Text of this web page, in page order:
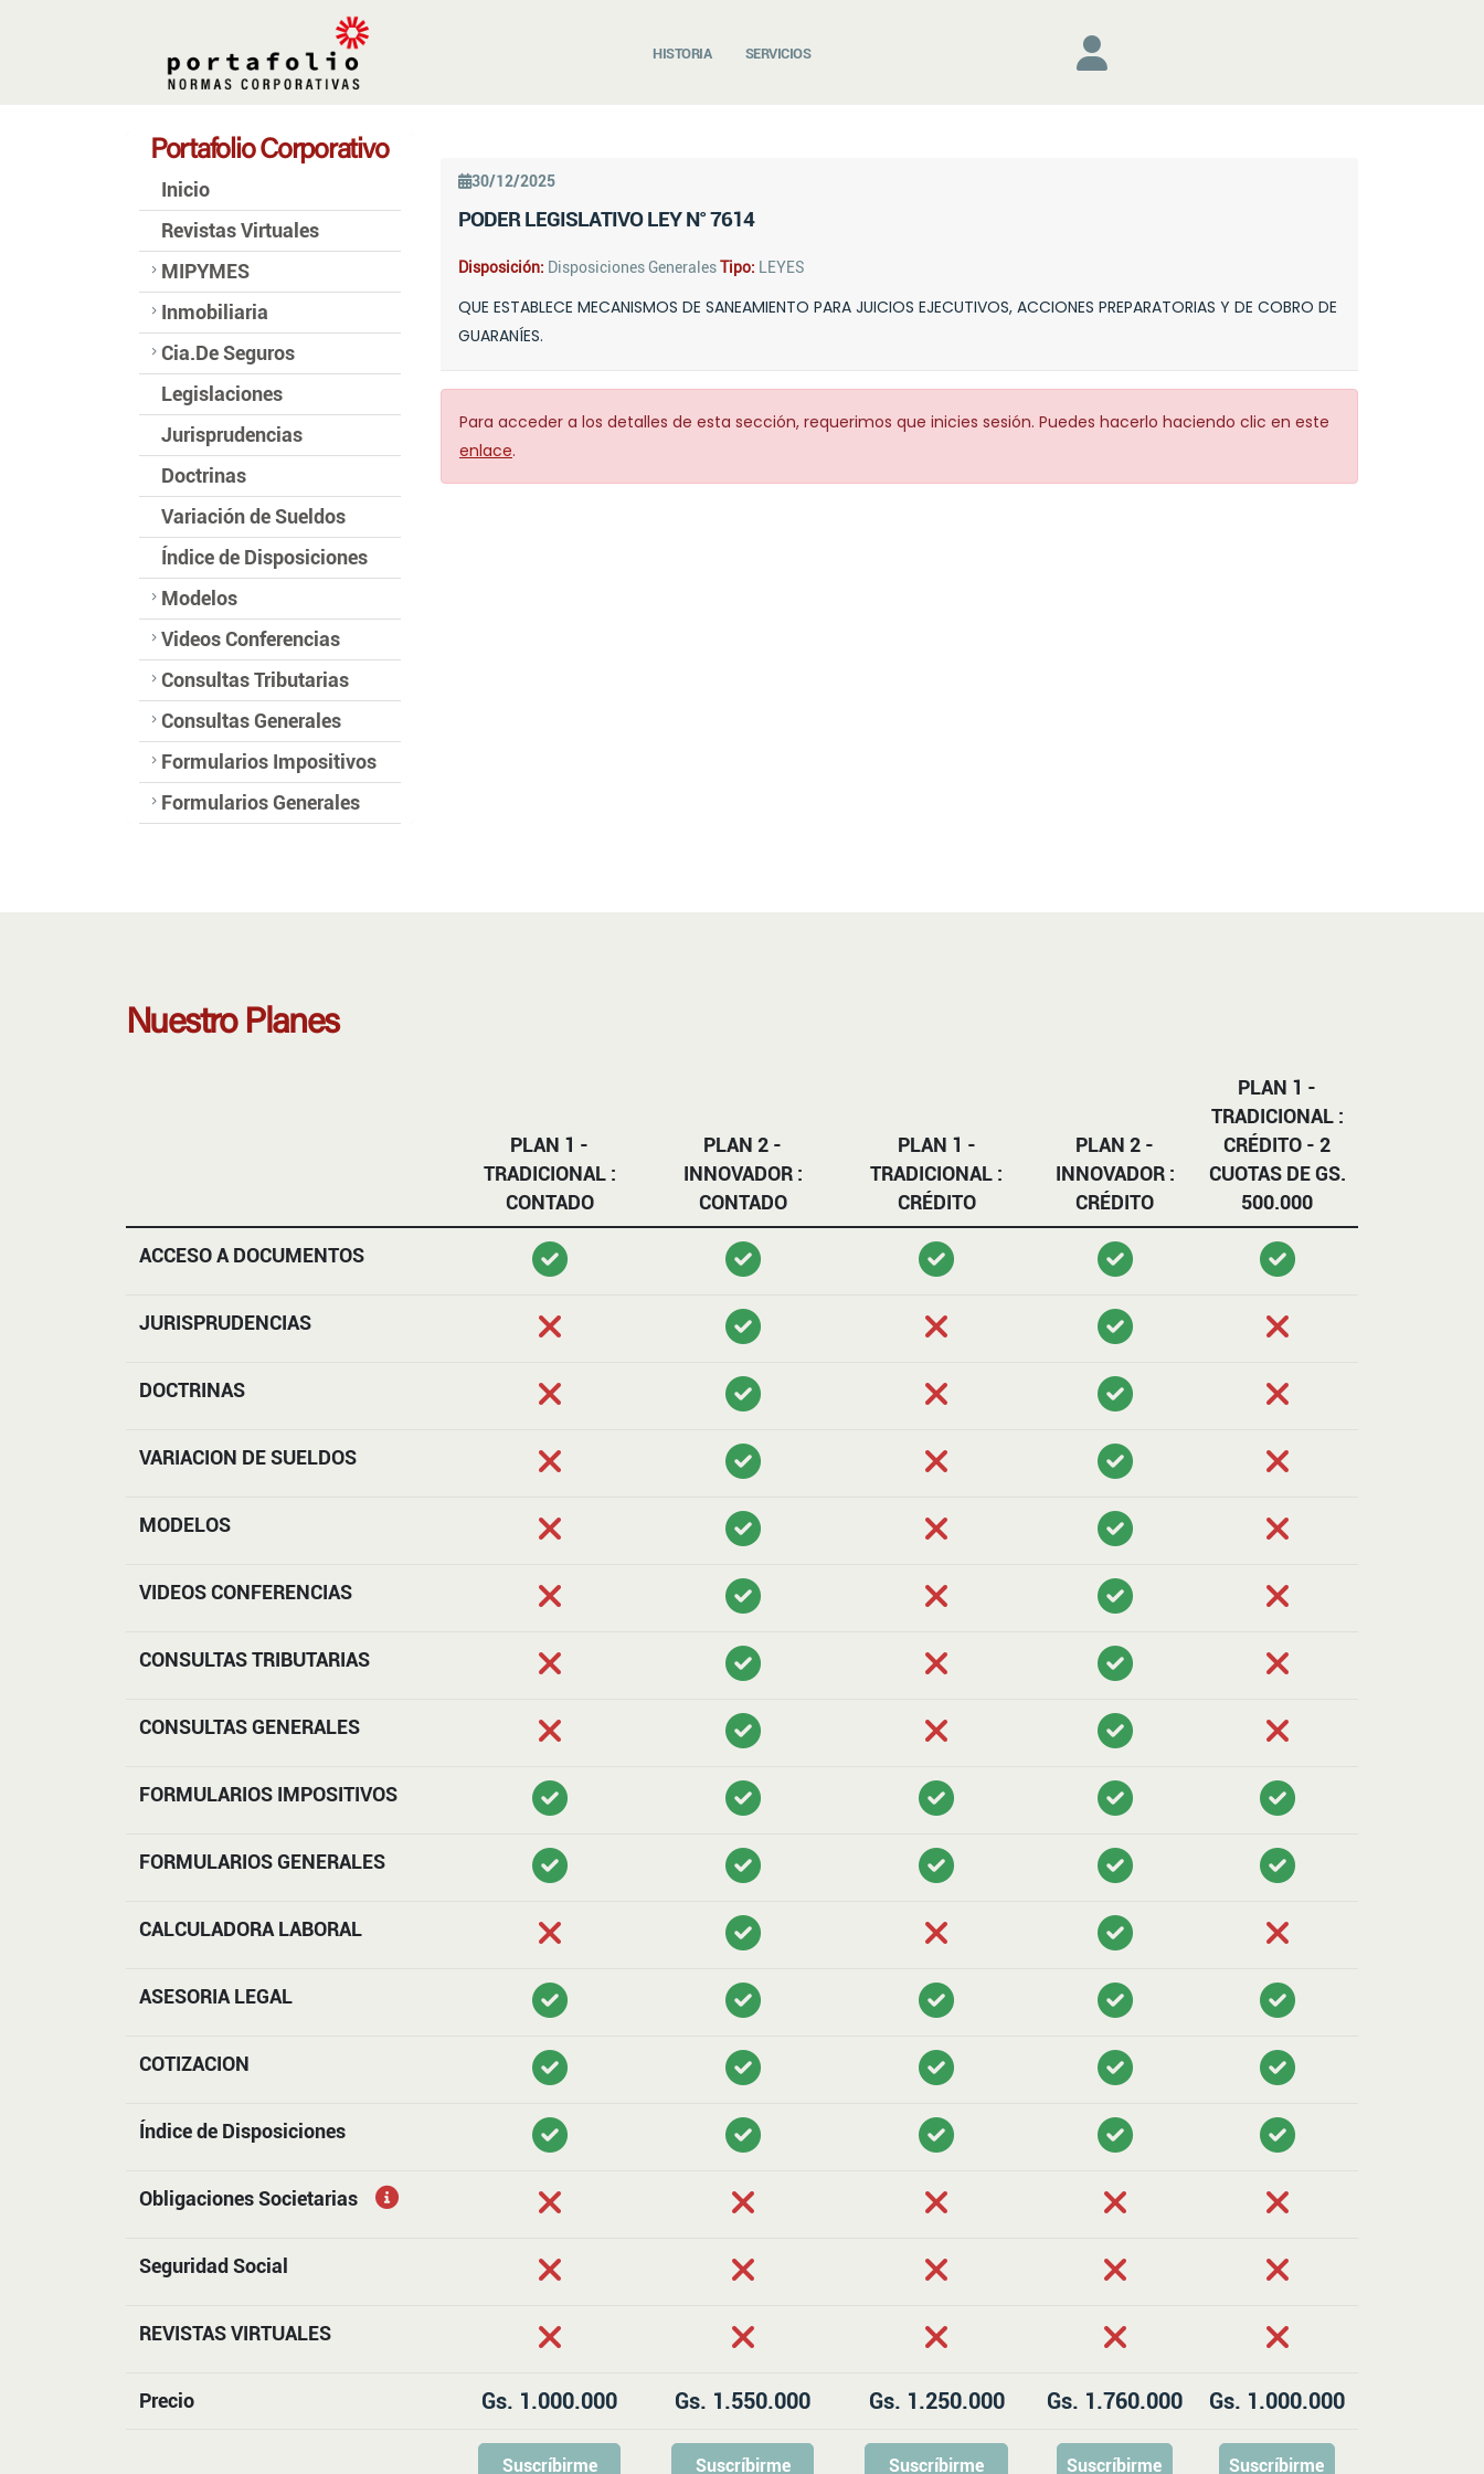
HISTORIA SERVICIOS
Portafolio Corporativo
Inicio
Revistas Virtuales
MIPYMES
Inmobiliaria
Cia.De Seguros
Legislaciones
Jurisprudencias
Doctrinas
Variación de Sueldos
Índice de Disposiciones
Modelos
Videos Conferencias
Consultas Tributarias
Consultas Generales
Formularios Impositivos
Formularios Generales
30/12/2025
PODER LEGISLATIVO LEY N° 7614
Disposición: Disposiciones GeneralesTipo: LEYES
QUE ESTABLECE MECANISMOS DE SANEAMIENTO PARA JUICIOS EJECUTIVOS, ACCIONES PREPARATORIAS Y DE COBRO DE
GUARANÍES.
Para acceder a los detalles de esta sección, requerimos que inicies sesión. Puedes hacerlo haciendo clic en este
enlace.
Nuestro Planes
PLAN 1 -
TRADICIONAL :
CONTADO
PLAN 2 -
INNOVADOR :
CONTADO
PLAN 1 -
TRADICIONAL :
CRÉDITO
PLAN 2 -
INNOVADOR :
CRÉDITO
PLAN 1 -
TRADICIONAL :
CRÉDITO - 2
CUOTAS DE GS.
500.000
ACCESO A DOCUMENTOS
JURISPRUDENCIAS
DOCTRINAS
VARIACION DE SUELDOS
MODELOS
VIDEOS CONFERENCIAS
CONSULTAS TRIBUTARIAS
CONSULTAS GENERALES
FORMULARIOS IMPOSITIVOS
FORMULARIOS GENERALES
CALCULADORA LABORAL
ASESORIA LEGAL
COTIZACION
Índice de Disposiciones
Obligaciones Societarias
Seguridad Social
REVISTAS VIRTUALES
Precio Gs. 1.000.000 Gs. 1.550.000 Gs. 1.250.000 Gs. 1.760.000 Gs. 1.000.000
Suscríbirme Suscríbirme Suscríbirme Suscríbirme Suscríbirme